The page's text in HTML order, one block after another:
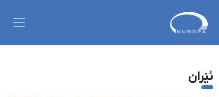
ئێران